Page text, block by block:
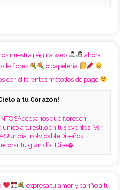
nuestra página web
ahora
de flores
o papelería
con diferentes métodos de pago
a tu Corazón!
que florecen
a tu estilo en tus eventos. Ver
día inolvidableDiseños
tu gran día. Dise�...
expresa tu amor y cariño a tu